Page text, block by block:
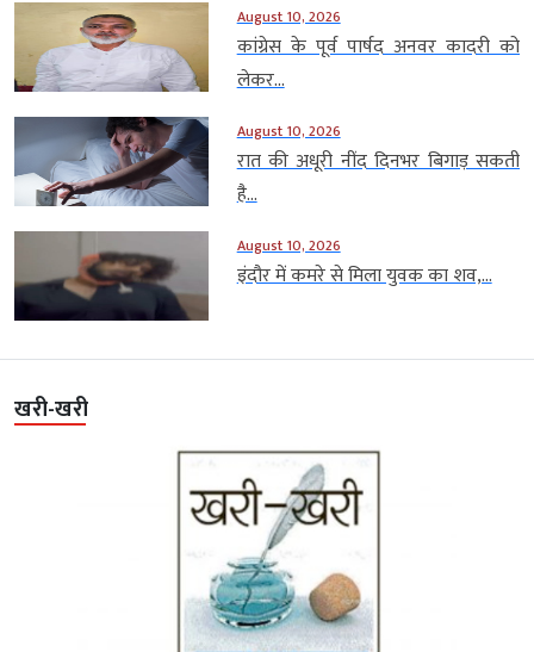
August 10, 2026
कांग्रेस के पूर्व पार्षद अनवर कादरी को
लेकर...
August 10, 2026
रात की अधूरी नींद दिनभर बिगाड़ सकती
है...
August 10, 2026
इंदौर में कमरे से मिला युवक का शव,...
खरी-खरी